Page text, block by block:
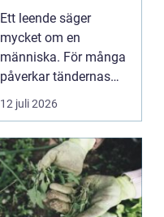
med
Ett leende säger
mycket om en
människa. För många
påverkar tändernas
utseende både
självförtroendet ...
12 juli 2026